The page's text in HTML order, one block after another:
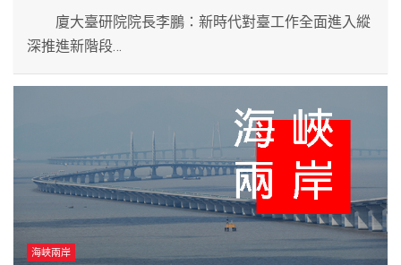
廈大臺研院院長李鵬：新時代對臺工作全面進入縱
深推進新階段…
海峽兩岸